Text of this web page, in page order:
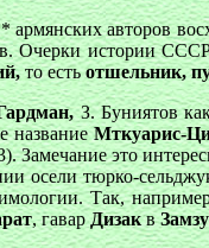
армянских авторов
истории
то естьотшельник,
З. Буниятов
названиеМткуарис-
Замечание это
осели тюрко-
Так,
, гаварДизакв